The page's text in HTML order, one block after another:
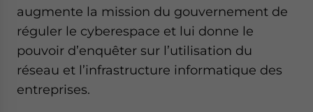
augmente la mission du gouvernement de
réguler le cyberespace et lui donne le
pouvoir d’enquêter sur l’utilisation du
réseau et l’infrastructure informatique des
entreprises.